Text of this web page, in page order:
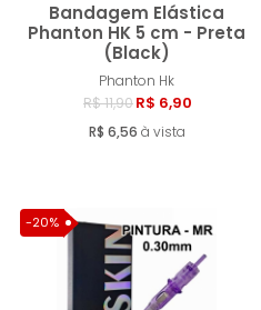
Bandagem Elástica
Phanton HK 5 cm - Preta
(Black)
Phanton Hk
R$ 11,90R$ 6,90
R$ 6,56 à vista
-20%